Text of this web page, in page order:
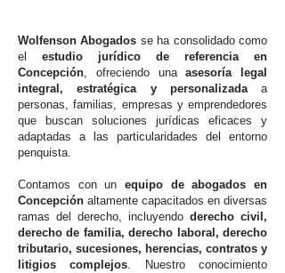
Wolfenson Abogados se ha consolidado como
el estudio jurídico de referencia en
Concepción, ofreciendo unaasesoría legal
integral, estratégica y personalizadaa
personas, familias, empresas y emprendedores
que buscan soluciones jurídicas eficaces y
adaptadas a las particularidades del entorno
penquista.
Contamos con un equipo de abogados en
Concepción altamente capacitados en diversas
ramas del derecho, incluyendo derecho civil,
derecho de familia, derecho laboral, derecho
tributario, sucesiones, herencias, contratos y
litigios complejos. Nuestro conocimiento